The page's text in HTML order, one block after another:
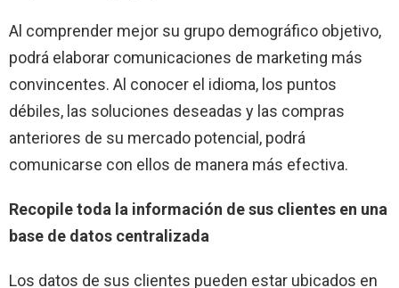
Al comprender mejor su grupo demográfico objetivo,
podrá elaborar comunicaciones de marketing más
convincentes. Al conocer el idioma, los puntos
débiles, las soluciones deseadas y las compras
anteriores de su mercado potencial, podrá
comunicarse con ellos de manera más efectiva.
Recopile toda la información de sus clientes en una
base de datos centralizada
Los datos de sus clientes pueden estar ubicados en